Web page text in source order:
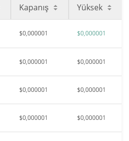
Kapanış Yüksek
$0,000001 $0,000001
$0,000001 $0,000001
$0,000001 $0,000001
$0,000001 $0,000001